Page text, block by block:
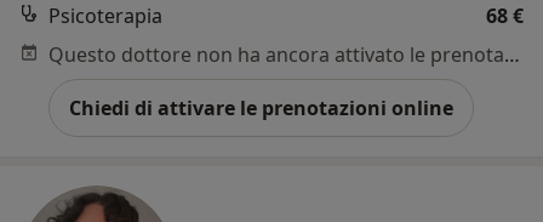
Psicoterapia
68 €
Questo dottore non ha ancora attivato le prenotazioni online presso questo indirizzo.
Chiedi di attivare le prenotazioni online